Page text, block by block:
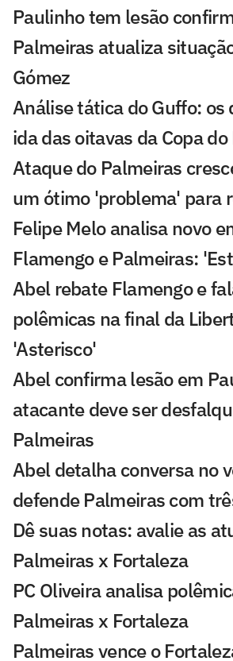
Paulinho tem lesão
Palmeiras atualiza
Gómez
Análise tática do Guffo: os
ida das oitavas da Copa
Ataque do Palmeiras
um ótimo 'problema' para
Felipe Melo analisa novo
Flamengo e Palmeiras:
Abel rebate Flamengo e
polêmicas na final da
'Asterisco'
Abel confirma lesão em
atacante deve ser
Palmeiras
Abel detalha conversa no
defende Palmeiras com
Dê suas notas: avalie as
Palmeiras x Fortaleza
PC Oliveira analisa
Palmeiras x Fortaleza
Palmeiras vence o